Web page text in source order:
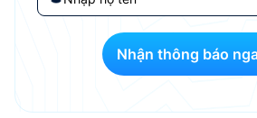
Nhận thông báo